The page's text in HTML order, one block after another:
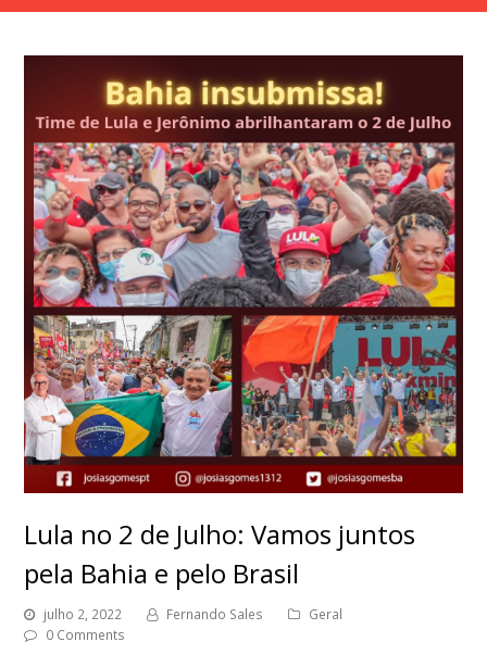
Lula no 2 de Julho: Vamos juntos
pela Bahia e pelo Brasil
julho 2, 2022 Fernando Sales
Geral
0 Comments